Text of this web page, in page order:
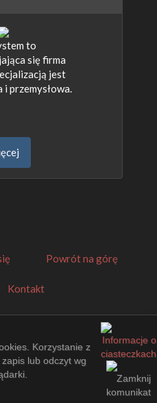
to
się firma
jest
przemysłowa.
Powrót na górę
Kontakt
Korzystanie z
lub odczyt wg